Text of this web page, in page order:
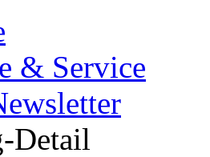
& Service
Detail